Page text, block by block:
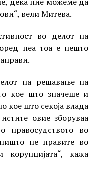
вели Митева.
во делот на
неа тоа е нешто
на решавање на
кое што значеше и
кое што секоја влада
овие зборуваа
правосудството во
не правите во
кажа